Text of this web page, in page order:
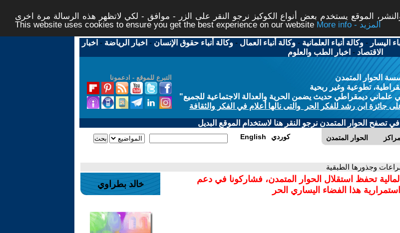
الموقع يستخدم بعض أنواع الكوكيز نرجو النقر على الزر - موافق - لكي لاتظهر هذه الرسالة مرة اخرى -
This website uses cookies to ensure you get the best experience on our website
More info - المزيد
اليسار -وكالة أنباء العلمانية -وكالة أنباء العمال -وكالة أنباء حقوق الإنسان - اخبار الرياضة - اخبار
الاقتصاد - اخبار الطب والعلوم
التبرع للموقع - ادعمونا
الحوار المتمدن
تطوعية وغير ربحية
ديمقراطي حديث يضمن الحرية والعدالة الاجتماعية للجميع"
جائزة ابن رشد للفكر الحر والتى نالها أعلام في الفكر والثقافة
تصفح الحوار المتمدن نرجو النقر هنا لاستخدام الموقع البديل
الحوار المتمدن مراكز English كوردي
وجذورها الطبقية
تحفظ استقلال الحوار المتمدن، فشاركونا في دعم
استمرارية هذا الفضاء اليساري الحر
خالد بطراوي